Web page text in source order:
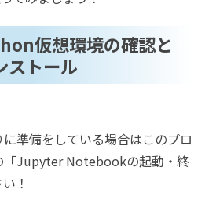
仮想環境の確認と
トール
準備をしている場合はこのプロ
「Jupyter Notebookの起動・終
！